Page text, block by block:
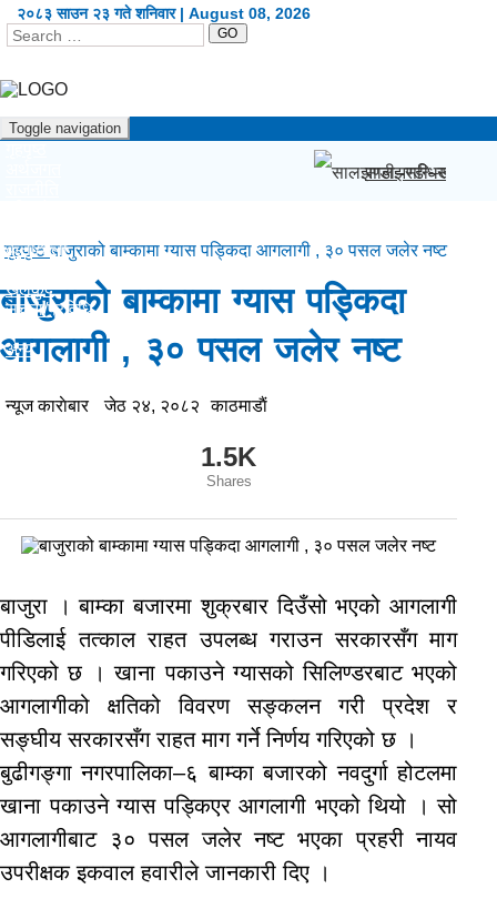
२०८३ साउन २३ गते शनिवार | August 08, 2026
GO
Toggle navigation
कला/शैली
खेलकुद
सूचना/प्रविधि
अन्य
English
गृहपृष्ठ बाजुराको बाम्कामा ग्यास पड्किदा आगलागी , ३० पसल जलेर नष्ट
बाजुराको बाम्कामा ग्यास पड्किदा
आगलागी , ३० पसल जलेर नष्ट
न्यूज काराेबार जेठ २४, २०८२ काठमाडाैं
1.5K
Shares
बाजुरा । बाम्का बजारमा शुक्रबार दिउँसो भएको आगलागी
पीडिलाई तत्काल राहत उपलब्ध गराउन सरकारसँग माग
गरिएको छ । खाना पकाउने ग्यासको सिलिण्डरबाट भएको
आगलागीको क्षतिको विवरण सङ्कलन गरी प्रदेश र
सङ्घीय सरकारसँग राहत माग गर्ने निर्णय गरिएको छ ।
बुढीगङ्गा नगरपालिका–६ बाम्का बजारको नवदुर्गा होटलमा
खाना पकाउने ग्यास पड्किएर आगलागी भएको थियो । सो
आगलागीबाट ३० पसल जलेर नष्ट भएका प्रहरी नायव
उपरीक्षक इकवाल हवारीले जानकारी दिए ।